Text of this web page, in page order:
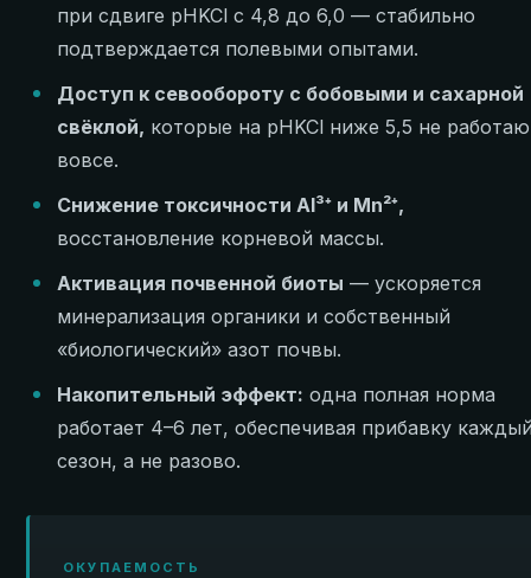
при сдвиге pHKCl с 4,8 до 6,0 — стабильно
подтверждается полевыми опытами.
Доступ к севообороту с бобовыми и сахарной
свёклой, которые на pHKCl ниже 5,5 не
вовсе.
Снижение токсичности Al³⁺ и Mn²⁺,
восстановление корневой массы.
Активация почвенной биоты — ускоряется
минерализация органики и собственный
«биологический» азот почвы.
Накопительный эффект: одна полная норма
работает 4–6 лет, обеспечивая прибавку
сезон, а не разово.
ОКУПАЕМОСТЬ